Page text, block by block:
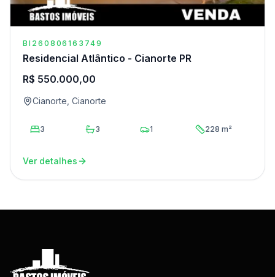
BI260806163749
Residencial Atlântico - Cianorte PR
R$ 550.000,00
Cianorte, Cianorte
3 3 1 228 m²
Ver detalhes